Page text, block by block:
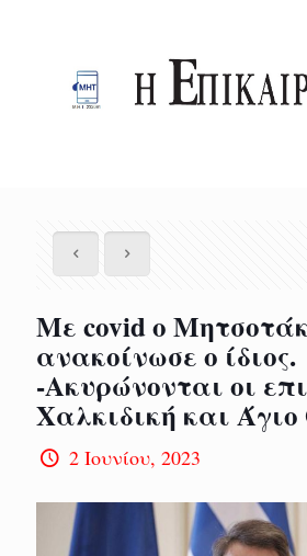
Με covid ο
ανακοίνωσε ο ίδιος.
-Aκυρώνονται οι
Χαλκιδική και Άγιο
2 Ιουνίου, 2023